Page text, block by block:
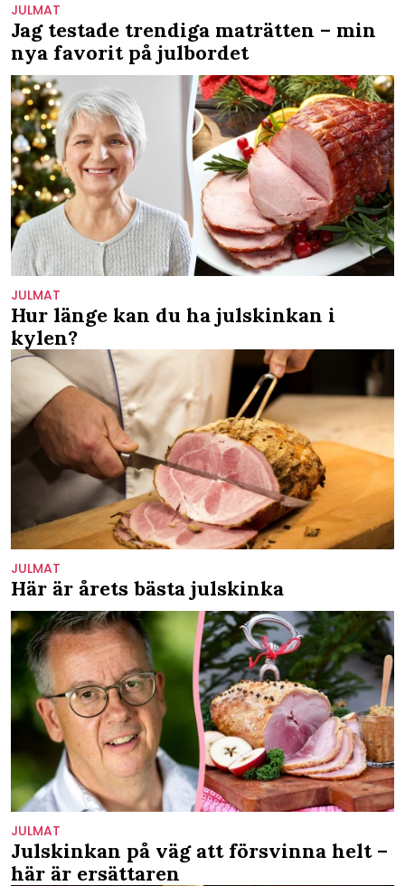
JULMAT
Jag testade trendiga maträtten – min
nya favorit på julbordet
JULMAT
Hur länge kan du ha julskinkan i
kylen?
JULMAT
Här är årets bästa julskinka
JULMAT
Julskinkan på väg att försvinna helt –
här är ersättaren